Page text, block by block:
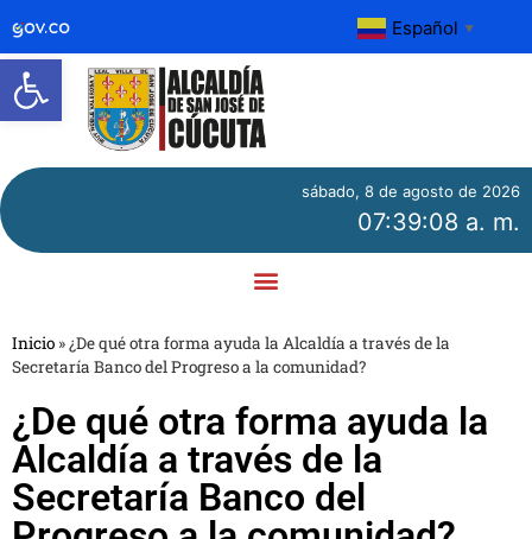
Abrir barra de herramientas
Español ▼
sábado, 8 de agosto de 2026
07:39:08 a. m.
Inicio »¿De qué otra forma ayuda la Alcaldía a través de la
Secretaría Banco del Progreso a la comunidad?
¿De qué otra forma ayuda la
Alcaldía a través de la
Secretaría Banco del